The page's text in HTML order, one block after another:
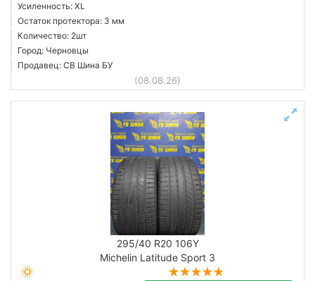
Усиленность: XL
Остаток протектора: 3 мм
Количество: 2шт
Город: Черновцы
Продавец: СВ Шина БУ
(08.08.26)
295/40 R20 106Y
Michelin Latitude Sport 3